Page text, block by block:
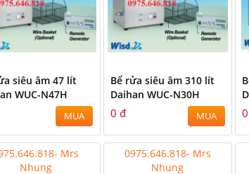
siêu âm 47 lít
WUC-N47H
MUA
Bể rửa siêu âm 310 lít
Daihan WUC-N30H
0 đ MUA
Mrs
Nhung
0975.646.818- Mrs
Nhung